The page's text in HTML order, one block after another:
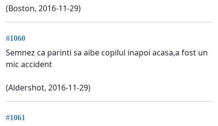
(Boston, 2016-11-29)
#1060
Semnez ca parinti sa aibe copilul inapoi acasa,a fost un
mic accident
(Aldershot, 2016-11-29)
#1061